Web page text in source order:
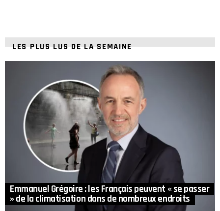
LES PLUS LUS DE LA SEMAINE
Emmanuel Grégoire : les Français peuvent « se passer
» de la climatisation dans de nombreux endroits